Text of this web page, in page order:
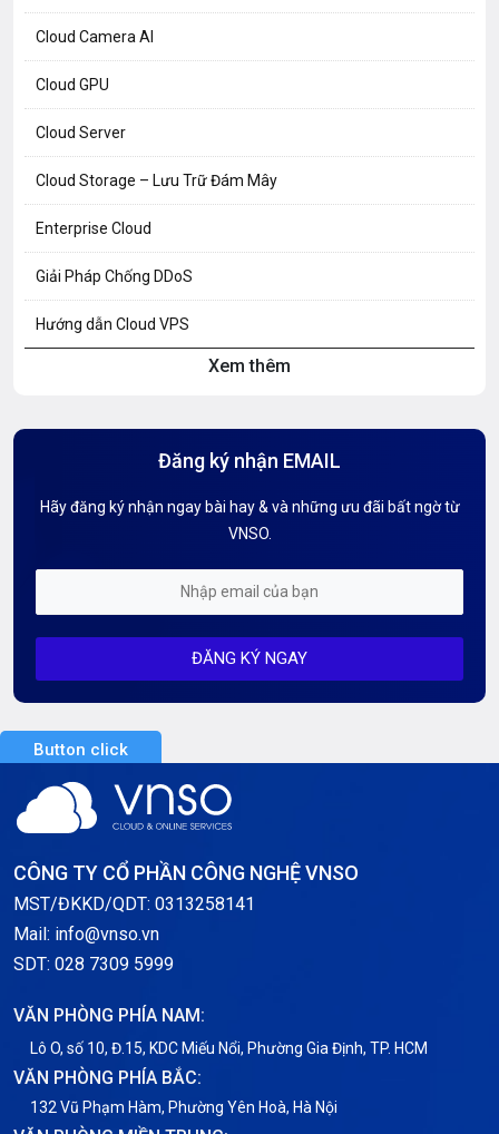
Cloud Camera AI
Cloud GPU
Cloud Server
Cloud Storage – Lưu Trữ Đám Mây
Enterprise Cloud
Giải Pháp Chống DDoS
Hướng dẫn Cloud VPS
Hướng dẫn Tên miền
Kiến thức AI
Mỗi tuần 01 Server
Server Dedicated (Máy chủ riêng)
Server GPU
Server Windows
Thông báo
Thông tin chung
Tin tức
Xem thêm
Đăng ký nhận EMAIL
Hãy đăng ký nhận ngay bài hay & và những ưu đãi bất ngờ từ
VNSO.
ĐĂNG KÝ NGAY
Button click
CÔNG TY CỔ PHẦN CÔNG NGHỆ VNSO
MST/ĐKKD/QDT: 0313258141
Mail: info@vnso.vn
SDT: 028 7309 5999
VĂN PHÒNG PHÍA NAM:
Lô O, số 10, Đ.15, KDC Miếu Nổi, Phường Gia Định, TP. HCM
VĂN PHÒNG PHÍA BẮC:
132 Vũ Phạm Hàm, Phường Yên Hoà, Hà Nội